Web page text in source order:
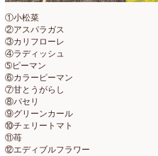
①小松菜
②アスパラガス
③カリフローレ
④ラディッシュ
➄ピーマン
⑥カラーピーマン
⑦甘とうがらし
⑧パセリ
⑨グリーンカール
⑩チェリートマト
⑪苺
⑫エディブルフラワー